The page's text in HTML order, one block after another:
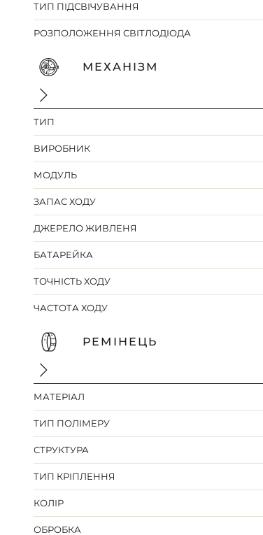
ТИП ПІДСВІЧУВАННЯ
РОЗПОЛОЖЕННЯ СВІТЛОДІОДА
МЕХАНІЗМ
ТИП
ВИРОБНИК
МОДУЛЬ
ЗАПАС ХОДУ
ДЖЕРЕЛО ЖИВЛЕНЯ
БАТАРЕЙКА
ТОЧНІСТЬ ХОДУ
ЧАСТОТА ХОДУ
РЕМІНЕЦЬ
МАТЕРІАЛ
ТИП ПОЛІМЕРУ
СТРУКТУРА
ТИП КРІПЛЕННЯ
КОЛІР
ОБРОБКА